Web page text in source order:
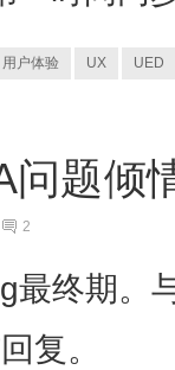
用户体验 UX UED
问题倾
2
最终期。
复。